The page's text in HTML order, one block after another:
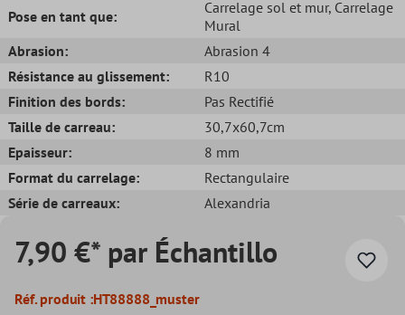
Pose en tant que:
Carrelage sol et mur, Carrelage
Mural
Abrasion:
Abrasion 4
Résistance au glissement:
R10
Finition des bords:
Pas Rectifié
Taille de carreau:
30,7x60,7cm
Epaisseur:
8 mm
Format du carrelage:
Rectangulaire
Série de carreaux:
Alexandria
7,90 €* par Échantillo
Réf. produit :HT88888_muster